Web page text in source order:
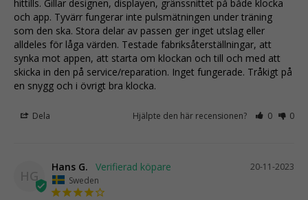
hittills. Gillar designen, displayen, gränssnittet på både klocka
och app. Tyvärr fungerar inte pulsmätningen under träning
som den ska. Stora delar av passen ger inget utslag eller
alldeles för låga värden. Testade fabriksåterställningar, att
synka mot appen, att starta om klockan och till och med att
skicka in den på service/reparation. Inget fungerade. Tråkigt på
en snygg och i övrigt bra klocka.
Dela Hjälpte den här recensionen? 0 0
HG
20-11-2023
Hans G.
Sweden